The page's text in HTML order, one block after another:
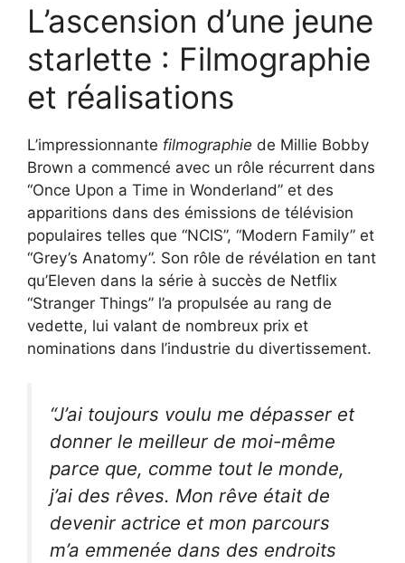
L’ascension d’une jeune
starlette : Filmographie
et réalisations
L’impressionnante filmographie de Millie Bobby
Brown a commencé avec un rôle récurrent dans
“Once Upon a Time in Wonderland” et des
apparitions dans des émissions de télévision
populaires telles que “NCIS”, “Modern Family” et
“Grey’s Anatomy”. Son rôle de révélation en tant
qu’Eleven dans la série à succès de Netflix
“Stranger Things” l’a propulsée au rang de
vedette, lui valant de nombreux prix et
nominations dans l’industrie du divertissement.
“J’ai toujours voulu me dépasser et
donner le meilleur de moi-même
parce que, comme tout le monde,
j’ai des rêves. Mon rêve était de
devenir actrice et mon parcours
m’a emmenée dans des endroits